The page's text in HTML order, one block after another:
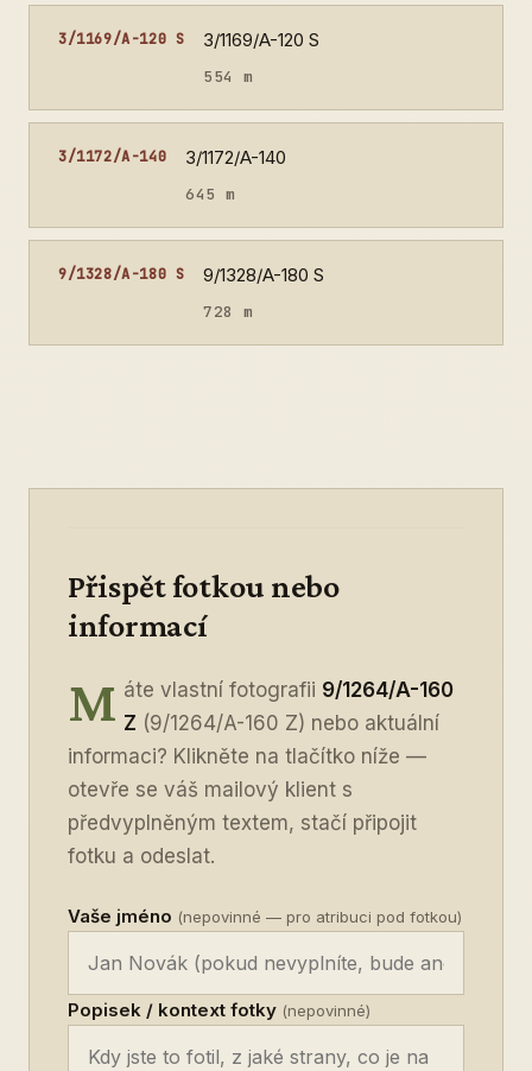
3/1169/A-120 S 3/1169/A-120 S
554 m
3/1172/A-140 3/1172/A-140
645 m
9/1328/A-180 S 9/1328/A-180 S
728 m
Přispět fotkou nebo
informací
M áte vlastní fotografii 9/1264/A-160
Z (9/1264/A-160 Z) nebo aktuální
informaci? Klikněte na tlačítko níže —
otevře se váš mailový klient s
předvyplněným textem, stačí připojit
fotku a odeslat.
Vaše jméno (nepovinné — pro atribuci pod fotkou)
Popisek / kontext fotky (nepovinné)